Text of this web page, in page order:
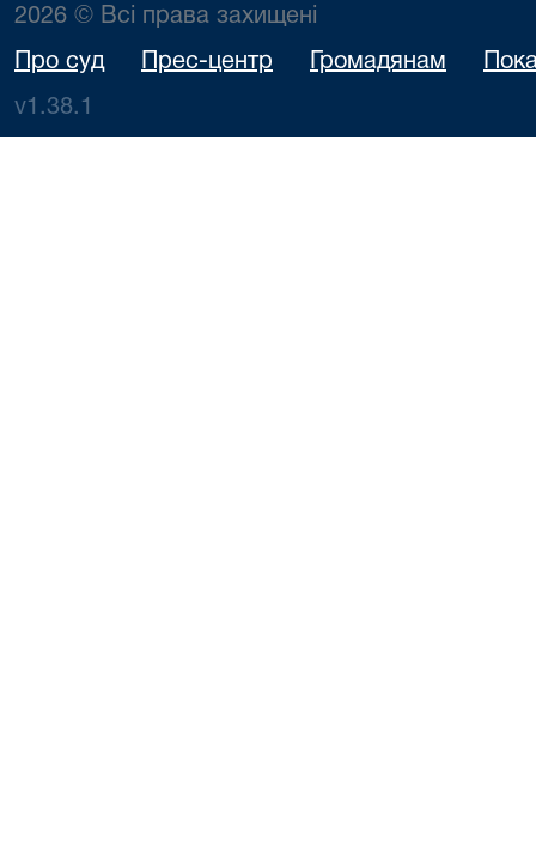
2026 © Всі права захищені
Про суд Прес-центр Громадянам
v1.38.1